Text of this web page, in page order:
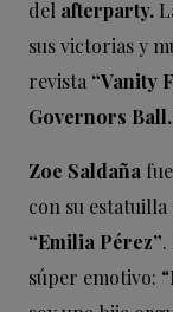
del afterparty.
sus victorias y
revista “Vanity
Governors Ball.
Zoe Saldaña
con su
“Emilia Pérez”.
súper emotivo: